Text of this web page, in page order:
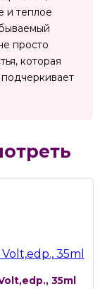
и теплое
просто
которая
35ml